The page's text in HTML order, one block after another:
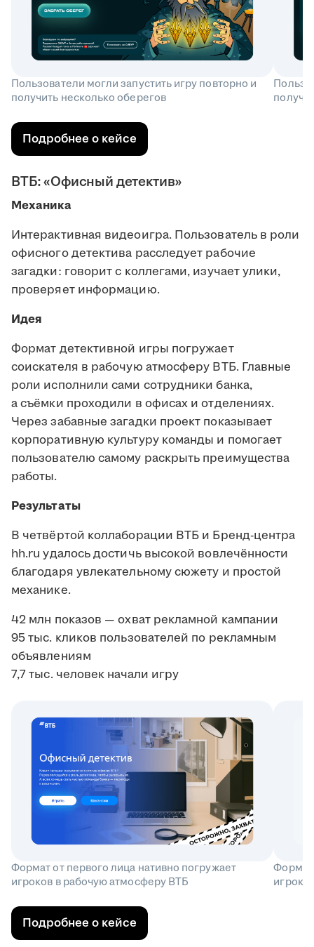
Пользователи могли запустить игру повторно и
получить несколько оберегов
Подробнее о кейсе
ВТБ: «Офисный детектив»
Механика
Интерактивная видеоигра. Пользователь в роли
офисного детектива расследует рабочие
загадки: говорит с коллегами, изучает улики,
проверяет информацию.
Идея
Формат детективной игры погружает
соискателя в рабочую атмосферу ВТБ. Главные
роли исполнили сами сотрудники банка,
а съёмки проходили в офисах и отделениях.
Через забавные загадки проект показывает
корпоративную культуру команды и помогает
пользователю самому раскрыть преимущества
работы.
Результаты
В четвёртой коллаборации ВТБ и Бренд-центра
hh.ru удалось достичь высокой вовлечённости
благодаря увлекательному сюжету и простой
механике.
42 млн показов — охват рекламной кампании
95 тыс. кликов пользователей по рекламным
объявлениям
7,7 тыс. человек начали игру
Формат от первого лица нативно погружает
игроков в рабочую атмосферу ВТБ
Формат
Подробнее о кейсе